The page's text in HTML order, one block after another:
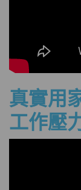
真實用
工作壓